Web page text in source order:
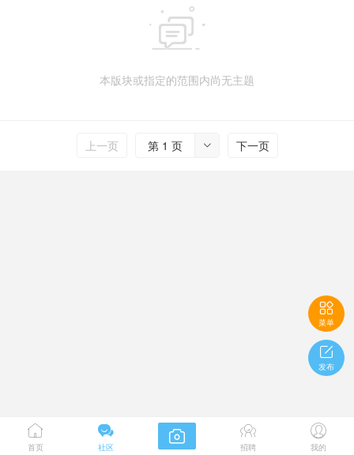

本版块或指定的范围内尚无主题
上一页 
第 1 页 下一页

菜单

发布

首页

社区
 
招聘

我的